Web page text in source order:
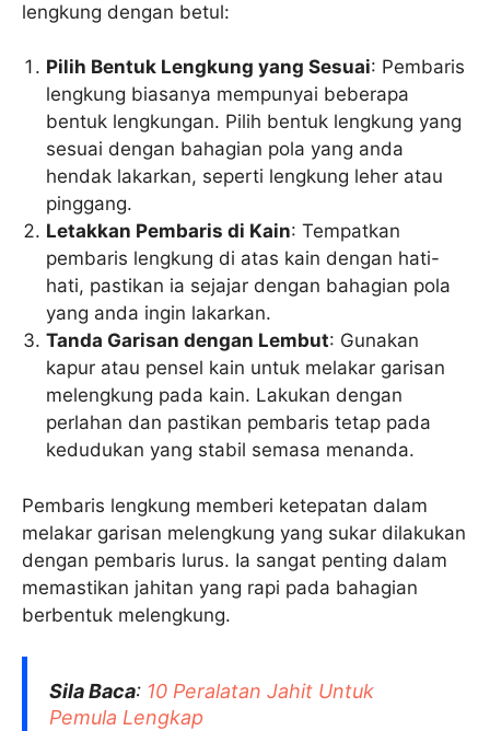
lengkung dengan betul:
Pilih Bentuk Lengkung yang Sesuai: Pembaris
lengkung biasanya mempunyai beberapa
bentuk lengkungan. Pilih bentuk lengkung yang
sesuai dengan bahagian pola yang anda
hendak lakarkan, seperti lengkung leher atau
pinggang.
Letakkan Pembaris di Kain: Tempatkan
pembaris lengkung di atas kain dengan hati-
hati, pastikan ia sejajar dengan bahagian pola
yang anda ingin lakarkan.
Tanda Garisan dengan Lembut: Gunakan
kapur atau pensel kain untuk melakar garisan
melengkung pada kain. Lakukan dengan
perlahan dan pastikan pembaris tetap pada
kedudukan yang stabil semasa menanda.
Pembaris lengkung memberi ketepatan dalam
melakar garisan melengkung yang sukar dilakukan
dengan pembaris lurus. Ia sangat penting dalam
memastikan jahitan yang rapi pada bahagian
berbentuk melengkung.
Sila Baca: 10 Peralatan Jahit Untuk
Pemula Lengkap